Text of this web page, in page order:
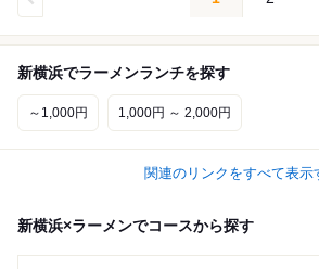
新横浜でラーメンランチを探す
～1,000円 1,000円 ～ 2,000円
関連のリンクをすべて表示
新横浜×ラーメンでコースから探す